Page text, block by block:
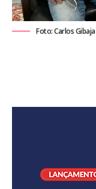
Foto: Carlos Gibaja